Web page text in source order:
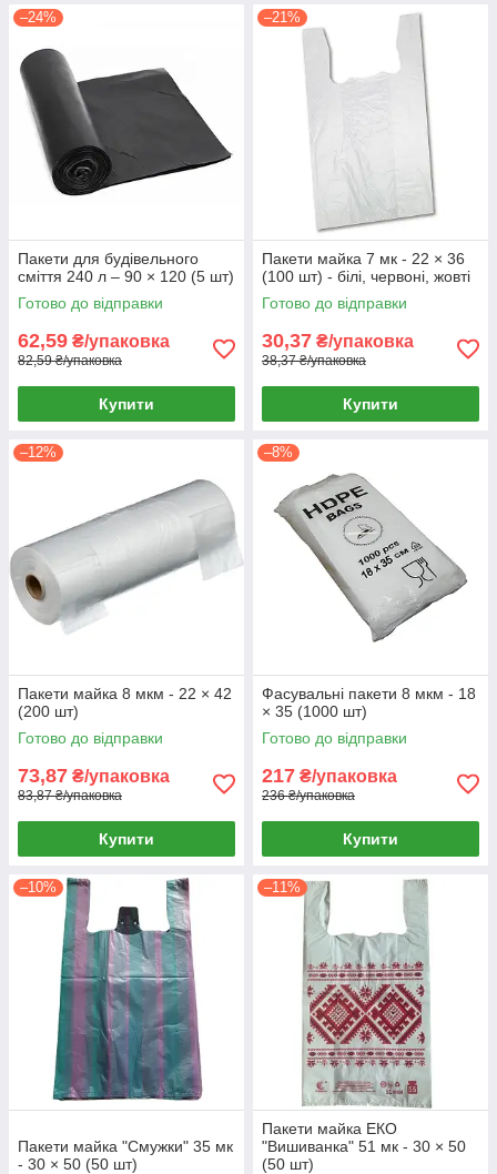
–24%
Пакети для будівельного
сміття 240 л – 90 × 120 (5 шт)
Готово до відправки
62,59 ₴/упаковка
82,59 ₴/упаковка
Купити
–21%
Пакети майка 7 мк - 22 × 36
(100 шт) - білі, червоні, жовті
Готово до відправки
30,37 ₴/упаковка
38,37 ₴/упаковка
Купити
–12%
Пакети майка 8 мкм - 22 × 42
(200 шт)
Готово до відправки
73,87 ₴/упаковка
83,87 ₴/упаковка
Купити
–8%
Фасувальні пакети 8 мкм - 18
× 35 (1000 шт)
Готово до відправки
217 ₴/упаковка
236 ₴/упаковка
Купити
–10%
Пакети майка "Смужки" 35 мк
- 30 × 50 (50 шт)
–11%
Пакети майка ЕКО
"Вишиванка" 51 мк - 30 × 50
(50 шт)